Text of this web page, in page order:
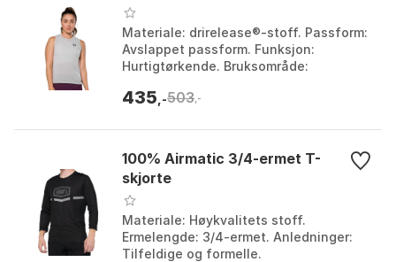
Materiale: drirelease®-stoff. Passform:
Avslappet passform. Funksjon:
Hurtigtørkende. Bruksområde:
Black, Highrise, Ro...
435 ,-503,-
100% Airmatic 3/4-ermet T-
skjorte
Materiale: Høykvalitets stoff.
Ermelengde: 3/4-ermet. Anledninger:
Tilfeldige og formelle.